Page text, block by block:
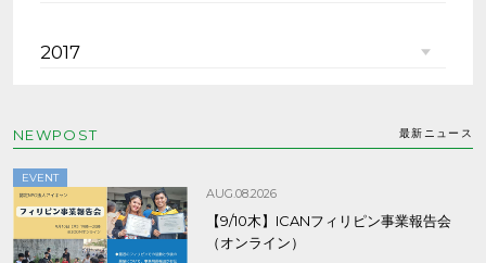
2017
NEWPOST 最新ニュース
EVENT
AUG.08.2026
【9/10木】ICANフィリピン事業報告会
（オンライン）